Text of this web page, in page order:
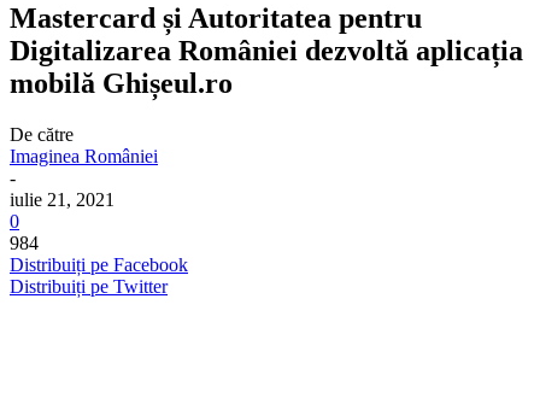
Mastercard și Autoritatea pentru
Digitalizarea României dezvoltă aplicația
mobilă Ghișeul.ro
De către
Imaginea României
-
iulie 21, 2021
0
984
Distribuiți pe Facebook
Distribuiți pe Twitter